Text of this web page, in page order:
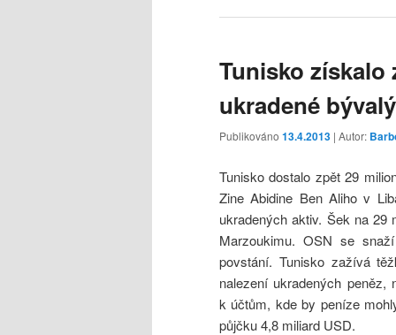
Tunisko získalo
ukradené
Publikováno 13.4.2013 | Autor:
Tunisko dostalo zpět 29
Zine Abidine Ben Aliho v
ukradených aktiv. Šek na 29
Marzoukimu. OSN se
povstání. Tunisko zažívá
nalezení ukradených
k účtům, kde by peníze
půjčku 4,8 miliard USD.